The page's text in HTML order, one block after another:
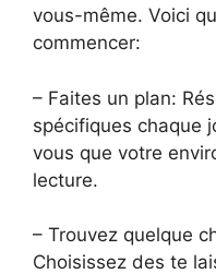
vous-même. Voici
commencer:
– Faites un plan:
spécifiques chaque
vous que votre
lecture.
– Trouvez quelque
Choisissez des te